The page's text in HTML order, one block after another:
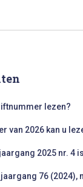
lezen?
van 2026 kan u
2025 nr. 4
76 (2024),